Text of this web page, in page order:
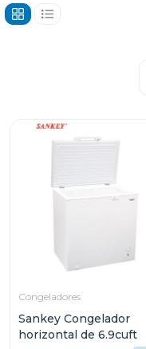
Congeladores
Sankey Congelador
horizontal de 6.9cuft